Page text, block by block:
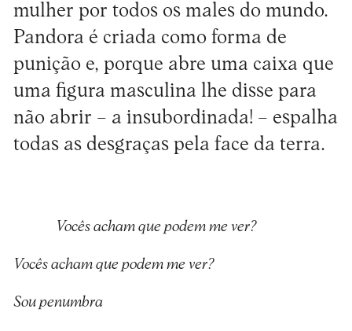
mulher por todos os males do mundo.
Pandora é criada como forma de
punição e, porque abre uma caixa que
uma figura masculina lhe disse para
não abrir – a insubordinada! – espalha
todas as desgraças pela face da terra.
Vocês acham que podem me ver?
Vocês acham que podem me ver?
Sou penumbra